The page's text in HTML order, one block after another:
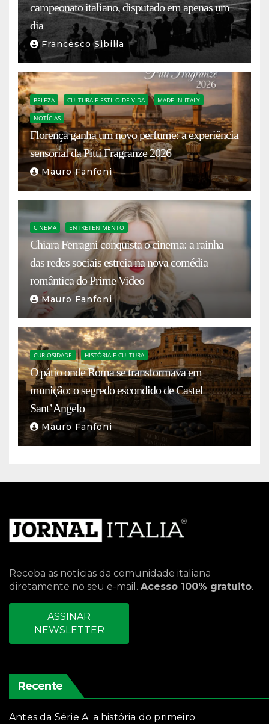
campeonato italiano, disputado em apenas um
dia
Francesco Sibilla
BELEZA CULTURA E ESTILO DE VIDA MADE IN ITALY
NOTÍCIAS
Florença ganha um novo perfume: a experiência
sensorial da Pitti Fragranze 2026
Mauro Fanfoni
CINEMA ENTRETENIMENTO
Chiara Ferragni conquista o cinema: a rainha
das redes sociais estreia na nova comédia
romântica do Prime Video
Mauro Fanfoni
CURIOSIDADE HISTÓRIA E CULTURA
O pátio onde Roma se transformava em
munição: o segredo escondido de Castel
Sant’Angelo
Mauro Fanfoni
Receba as notícias da comunidade italiana
diretamente no seu e-mail. Acesso 100% gratuito.
ASSINAR
NEWSLETTER
Recente
Antes da Série A: a história do primeiro